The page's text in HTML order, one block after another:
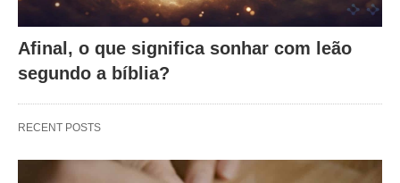
Afinal, o que significa sonhar com leão
segundo a bíblia?
RECENT POSTS